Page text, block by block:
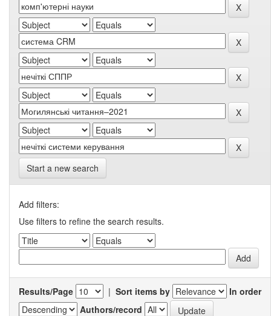
Start a new search
Add filters:
Use filters to refine the search results.
Results/Page | Sort items by
In order
Authors/record